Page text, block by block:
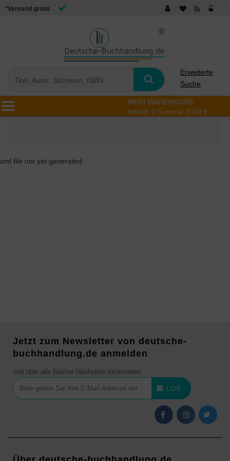
*Versand gratis
Erweiterte
Suche
MEIN WARENKORB
Artikel: 0 Summe: 0,00 €
xml file not yet generated
Jetzt zum Newsletter von deutsche-
buchhandlung.de anmelden
und über alle Bücher Neuheiten informieren
LOS